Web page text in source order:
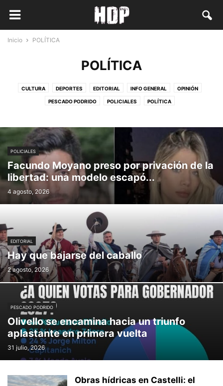
Inicio POLÍTICA
POLÍTICA
CULTURA DEPORTES EDITORIAL INFO GENERAL OPINIÓN
PESCADO PODRIDO POLICIALES POLÍTICA
POLICIALES
Facundo Moyano preso por privación de la
libertad: una modelo escapó...
4 agosto, 2026
EDITORIAL
Hay que bajarse del caballo
2 agosto, 2026
PESCADO PODRIDO
Olivello se encamina hacia un triunfo
aplastante en primera vuelta
31 julio, 2026
Obras hídricas en Castelli: el